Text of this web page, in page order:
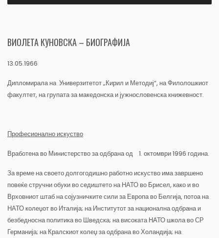
ВИОЛЕТА КУНОВСКА – БИОГРАФИЈА
13.05.1966
Дипломирала на Универзитетот „Кирил и Методиј“, на Филолошкиот
факултет, на групата за македонска и јужнословенска книжевност.
Професионално искуство
Вработена во Министерство за одбрана од 1. октомври 1996 година.
За време на своето долгогодишно работно искуство има завршено
повеќе стручни обуки во седиштето на НАТО во Брисел, како и во
Врховниот штаб на сојузничките сили за Европа во Белгија, потоа на
НАТО колеџот во Италија; на Институтот за национална одбрана и
безбедносна политика во Шведска; на високата НАТО школа во СР
Германија; на Кралскиот колеџ за одбрана во Холандија; на